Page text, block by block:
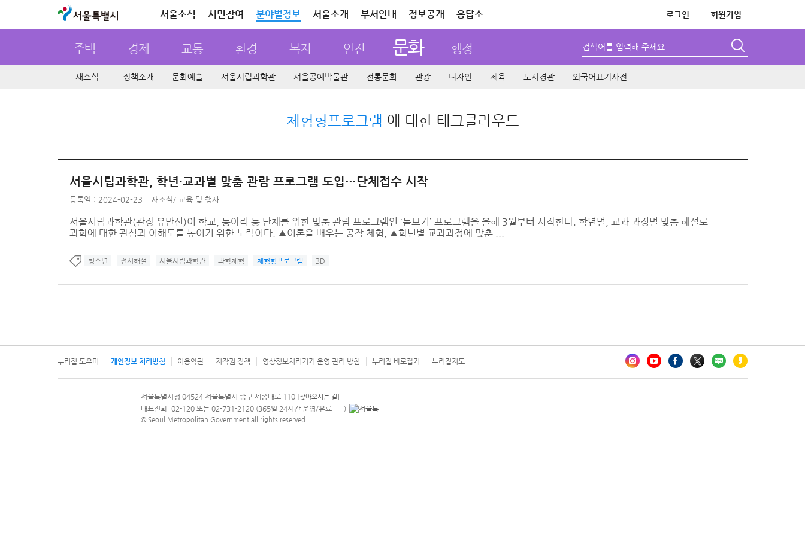
서울특별시 서울소식 시민참여 분야별정보 서울소개 부서안내 정보공개 응답소 로그인 회원가입
주택 경제 교통 환경 복지 안전 문화 행정 검색어를 입력해 주세요
새소식 정책소개 문화예술 서울시립과학관 서울공예박물관 전통문화 관광 디자인 체육 도시경관 외국어표기사전
체험형프로그램 에 대한 태그클라우드
서울시립과학관, 학년·교과별 맞춤 관람 프로그램 도입…단체접수 시작
등록일 : 2024-02-23 새소식/ 교육 및 행사
서울시립과학관(관장 유만선)이 학교, 동아리 등 단체를 위한 맞춤 관람 프로그램인 ‘돋보기’ 프로그램을 올해 3월부터 시작한다. 학년별, 교과 과정별 맞춤 해설로
과학에 대한 관심과 이해도를 높이기 위한 노력이다. ▲이론을 배우는 공작 체험, ▲학년별 교과과정에 맞춘 ...
청소년 전시해설 서울시립과학관 과학체험 체험형프로그램 3D
누리집 도우미 개인정보 처리방침 이용약관 저작권 정책 영상정보처리기기 운영·관리 방침 누리집 바로잡기 누리집지도
문의 전화번호 120, 120 다산콜재단
서울특별시청 04524 서울특별시 중구 세종대로 110 [찾아오시는 길]
대표전화: 02-120 또는 02-731-2120 (365일 24시간 운영/유료 안내팝업 열기
)
© Seoul Metropolitan Government all rights reserved